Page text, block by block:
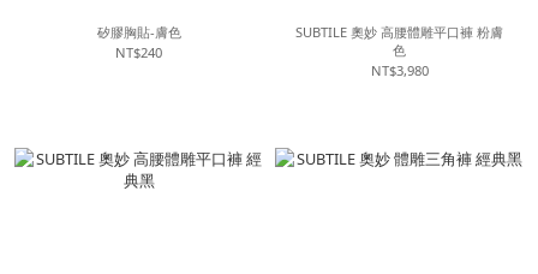
矽膠胸貼-膚色
NT$240
SUBTILE 奧妙 高腰體雕平口褲 粉膚
色
NT$3,980